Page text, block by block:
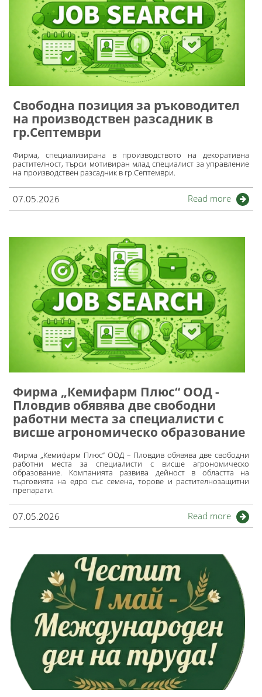
Свободна позиция за ръководител
на производствен разсадник в
гр.Септември
Фирма, специализирана в производството на декоративна
растителност, търси мотивиран млад специалист за управление
на производствен разсадник в гр.Септември.
07.05.2026 Read more
​Фирма „​Кемифарм Плюс​“ ООД -
Пловдив обявява две свободни
работни места за специалисти с
висше агрономическо образование
Фирма „Кемифарм Плюс“ ООД – Пловдив обявява две свободни
работни места за специалисти с висше агрономическо
образование. Компанията развива дейност в областта на
търговията на едро със семена, торове и растителнозащитни
препарати.
07.05.2026 Read more